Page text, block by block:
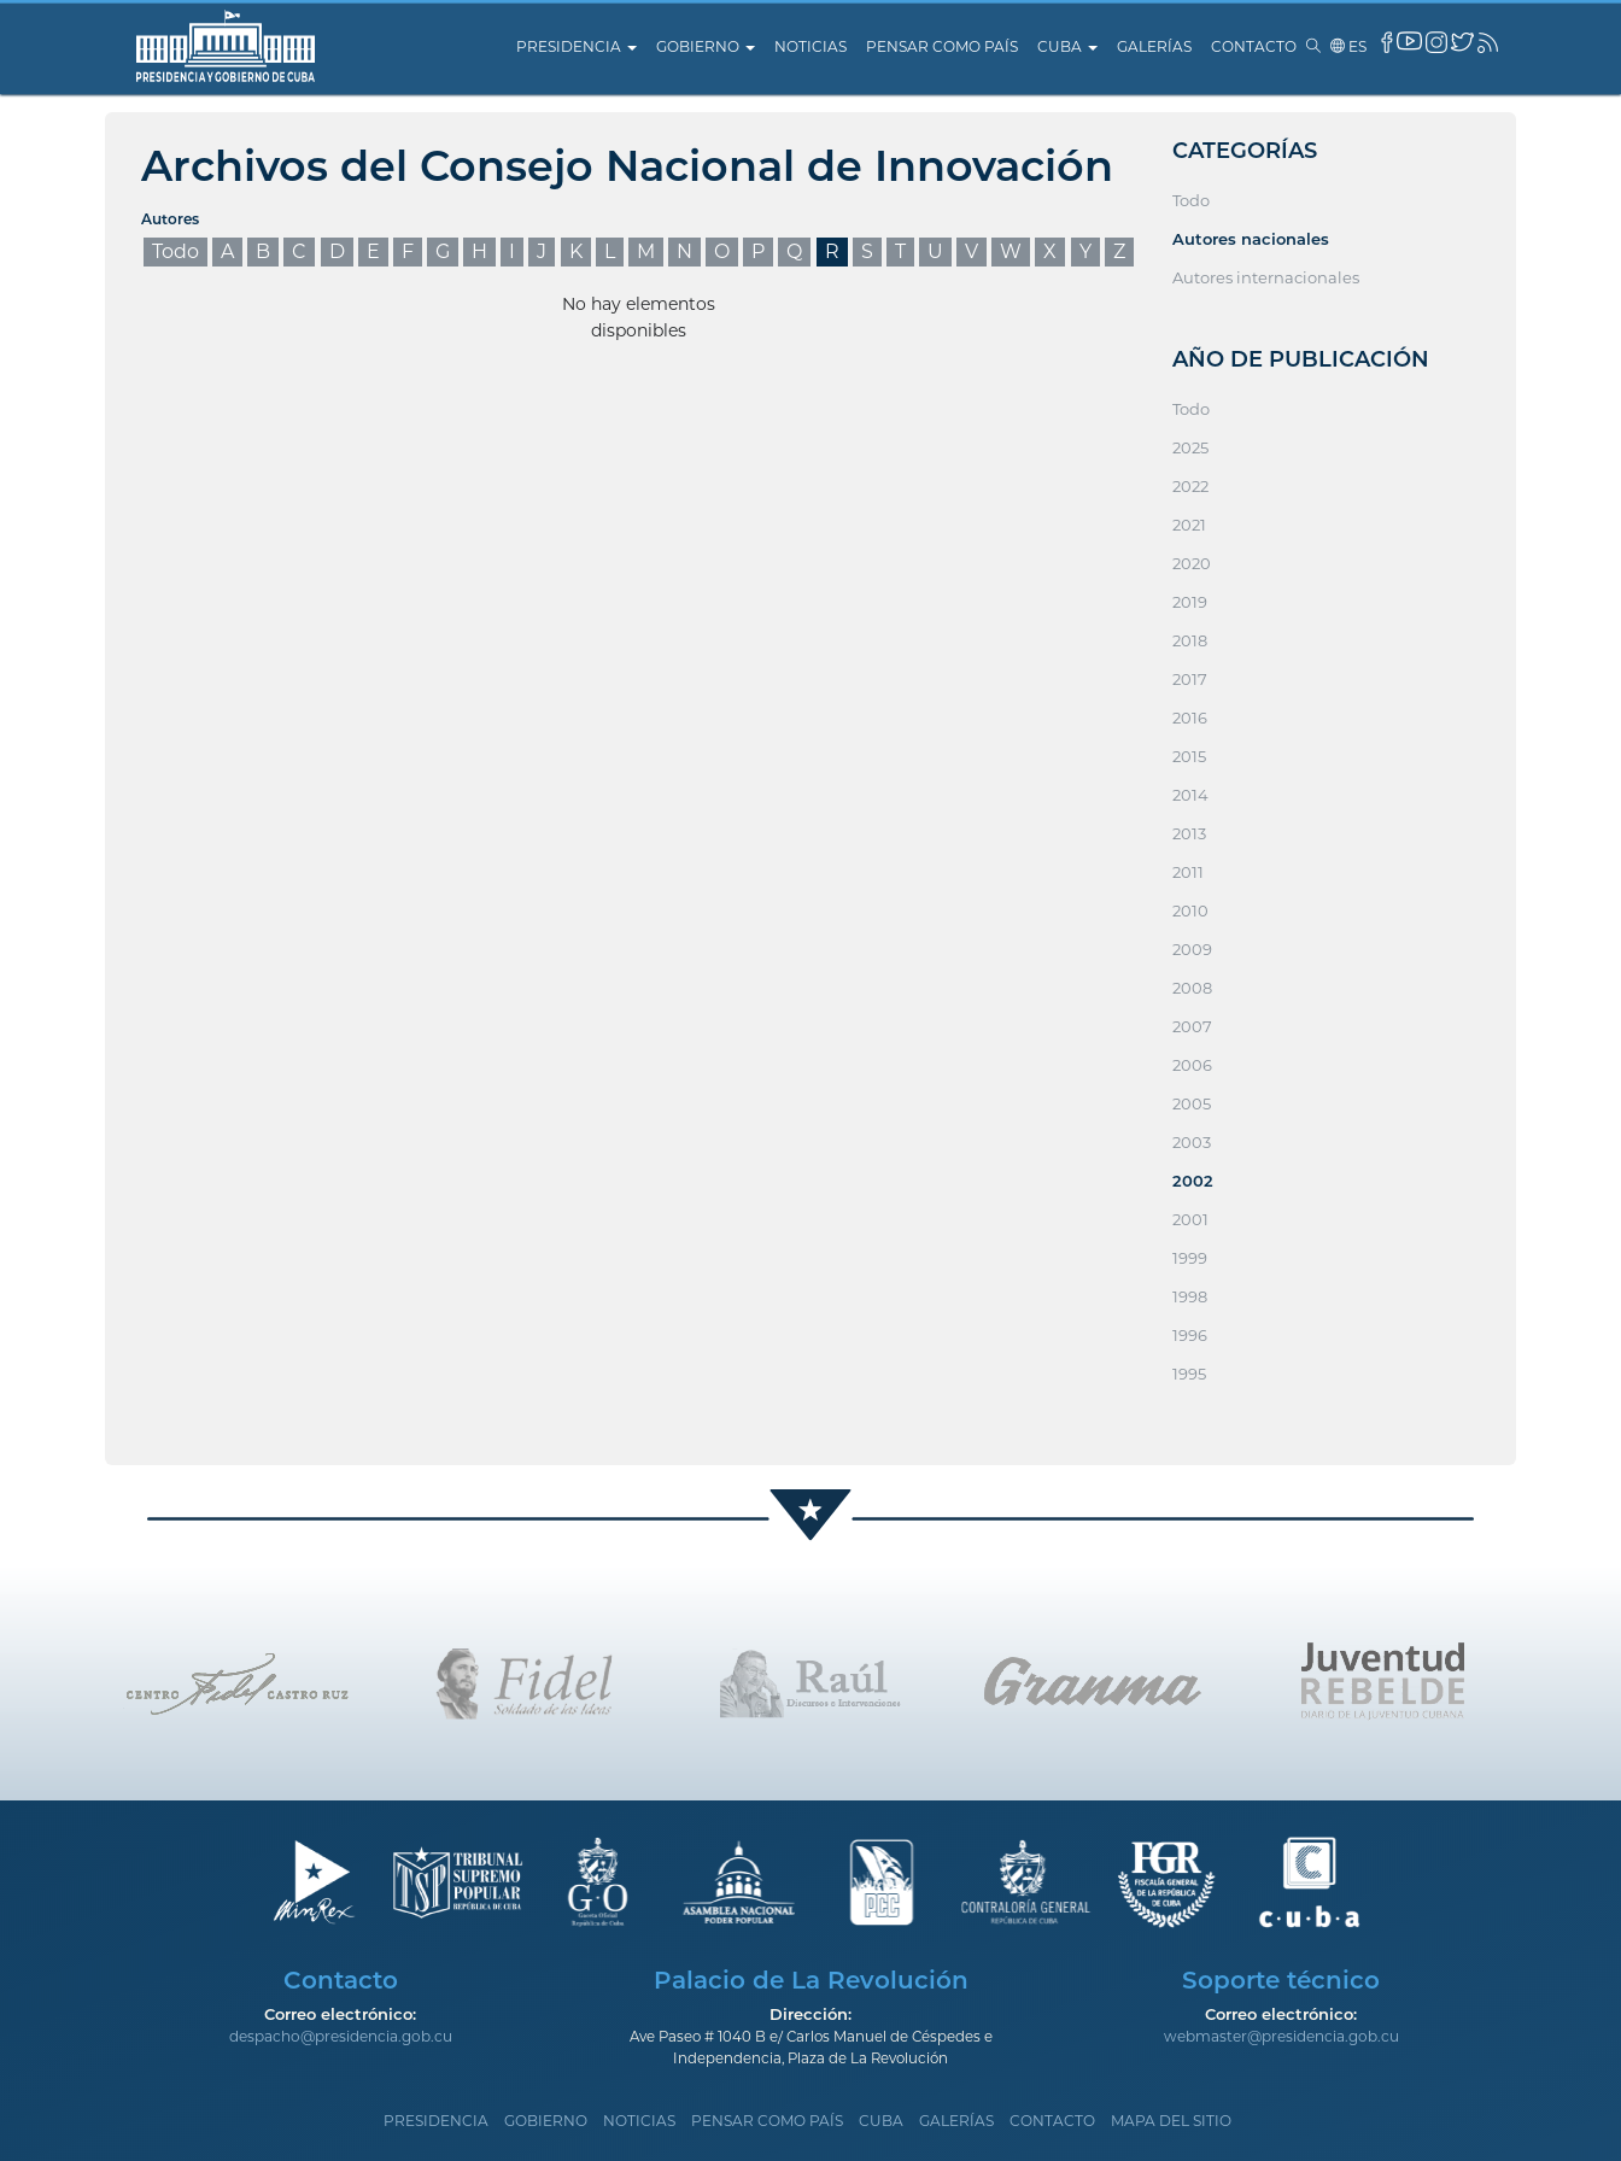
PRESIDENCIA GOBIERNO NOTICIAS PENSAR COMO PAÍS CUBA GALERÍAS CONTACTO ES
Archivos del Consejo Nacional de Innovación
Autores
Todo A B C D E F G H I J K L M N O P Q R S T U V W X Y Z
No hay elementos
disponibles
CATEGORÍAS
Todo
Autores nacionales
Autores internacionales
AÑO DE PUBLICACIÓN
Todo
2025
2022
2021
2020
2019
2018
2017
2016
2015
2014
2013
2011
2010
2009
2008
2007
2006
2005
2003
2002
2001
1999
1998
1996
1995
Contacto
Correo electrónico:
despacho@presidencia.gob.cu
Palacio de La Revolución
Dirección:
Ave Paseo # 1040 B e/ Carlos Manuel de Céspedes e
Independencia, Plaza de La Revolución
Soporte técnico
Correo electrónico:
webmaster@presidencia.gob.cu
PRESIDENCIA GOBIERNO NOTICIAS PENSAR COMO PAÍS CUBA GALERÍAS CONTACTO MAPA DEL SITIO